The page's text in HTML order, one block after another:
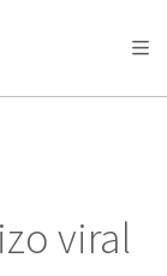
viral